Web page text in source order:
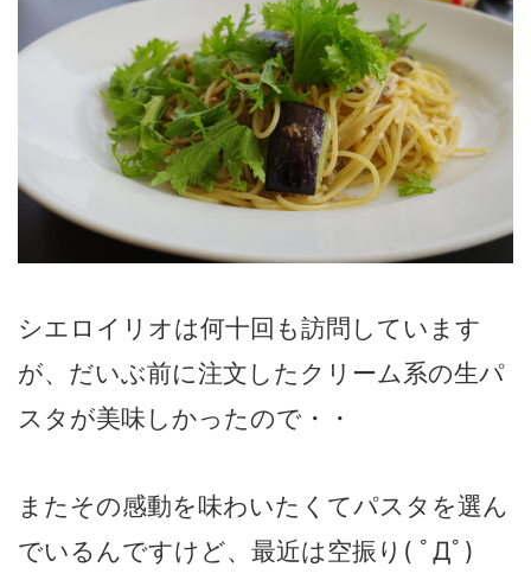
シエロイリオは何十回も訪問しています
が、だいぶ前に注文したクリーム系の生パ
スタが美味しかったので・・
またその感動を味わいたくてパスタを選ん
でいるんですけど、最近は空振り( ﾟДﾟ)